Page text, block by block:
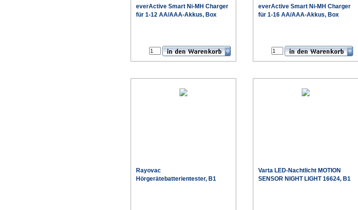
everActive Smart Ni-MH Charger
für 1-12 AA/AAA-Akkus, Box
everActive Smart Ni-MH Charger
für 1-16 AA/AAA-Akkus, Box
Rayovac
Hörgerätebatterientester, B1
Varta LED-Nachtlicht MOTION
SENSOR NIGHT LIGHT 16624, B1